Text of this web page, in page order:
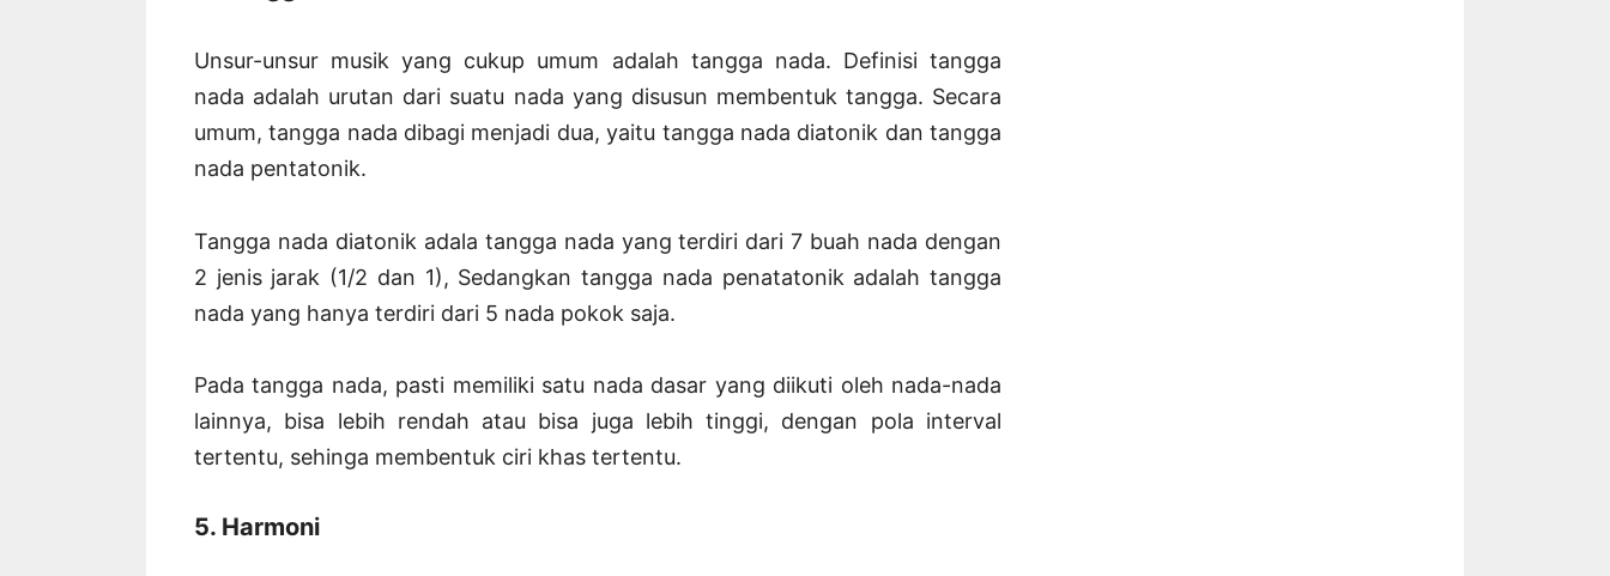
Unsur-unsur musik yang cukup umum adalah tangga nada. Definisi tangga
nada adalah urutan dari suatu nada yang disusun membentuk tangga. Secara
umum, tangga nada dibagi menjadi dua, yaitu tangga nada diatonik dan tangga
nada pentatonik.
Tangga nada diatonik adala tangga nada yang terdiri dari 7 buah nada dengan
2 jenis jarak (1/2 dan 1), Sedangkan tangga nada penatatonik adalah tangga
nada yang hanya terdiri dari 5 nada pokok saja.
Pada tangga nada, pasti memiliki satu nada dasar yang diikuti oleh nada-nada
lainnya, bisa lebih rendah atau bisa juga lebih tinggi, dengan pola interval
tertentu, sehinga membentuk ciri khas tertentu.
5. Harmoni